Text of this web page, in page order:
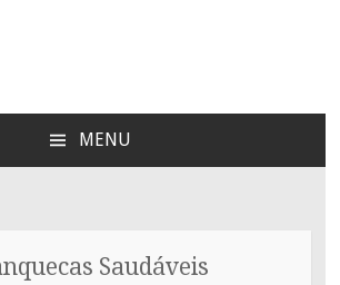
Azul
MENU
Saudáveis